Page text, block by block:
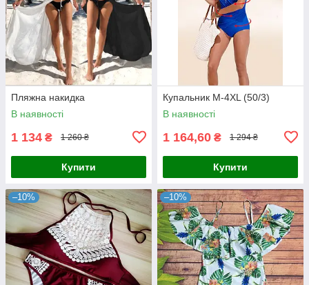
Пляжна накидка
В наявності
1 134 ₴ 1 260 ₴
Купити
Купальник М-4XL (50/3)
В наявності
1 164,60 ₴ 1 294 ₴
Купити
–10% –10%